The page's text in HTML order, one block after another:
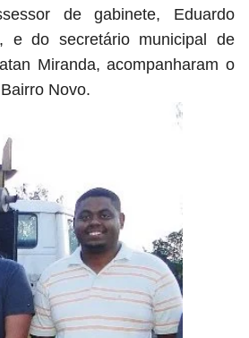
de gabinete, Eduardo
e do secretário municipal de
Miranda, acompanharam o
Novo.